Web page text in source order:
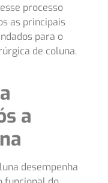
processo
as principais
para o
de coluna.
a
desempenha